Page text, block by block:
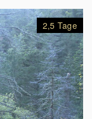
2,5 Tage